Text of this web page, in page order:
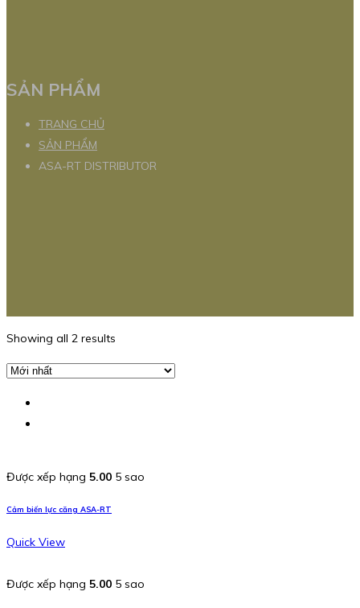
SẢN PHẨM
TRANG CHỦ
SẢN PHẨM
ASA-RT DISTRIBUTOR
Showing all 2 results
Được xếp hạng 5.00 5 sao
Cảm biến lực căng ASA-RT
Quick View
Được xếp hạng 5.00 5 sao